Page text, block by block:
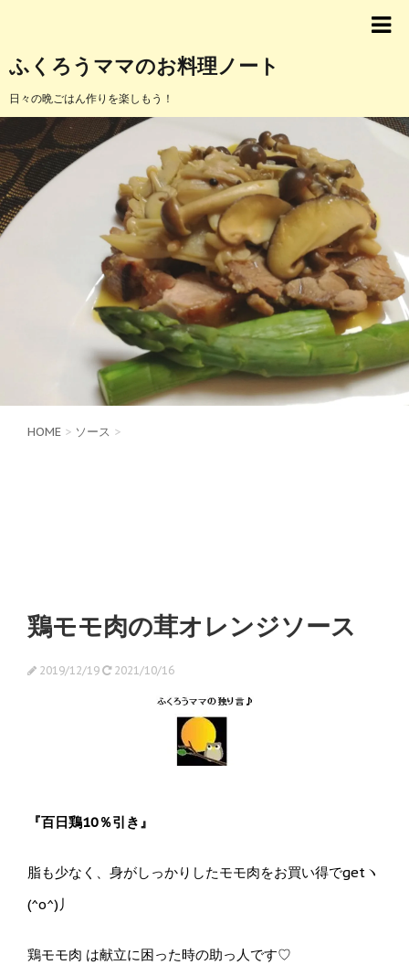
ふくろうママのお料理ノート
日々の晩ごはん作りを楽しもう！
HOME > ソース >
鶏モモ肉の茸オレンジソース
2019/12/19 2021/10/16
『百日鶏10％引き』
脂も少なく、身がしっかりしたモモ肉をお買い得でgetヽ
(^o^)丿
鶏モモ肉 は献立に困った時の助っ人です♡